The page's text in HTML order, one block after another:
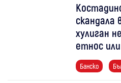
скандала
хулиган
етнос
Банско